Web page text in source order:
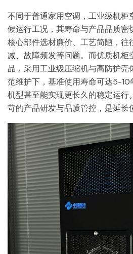
不同于普通家用空调，工业级机柜
候运行工况，其寿命与产品品质密
核心部件选材廉价、工艺简陋，往
减、故障频发等问题。而优质机柜
品，采用工业级压缩机与高防护壳
范维护下，基准使用寿命可达5-
机型甚至能实现更长久的稳定运行
苛的产品研发与品质管控，是延长